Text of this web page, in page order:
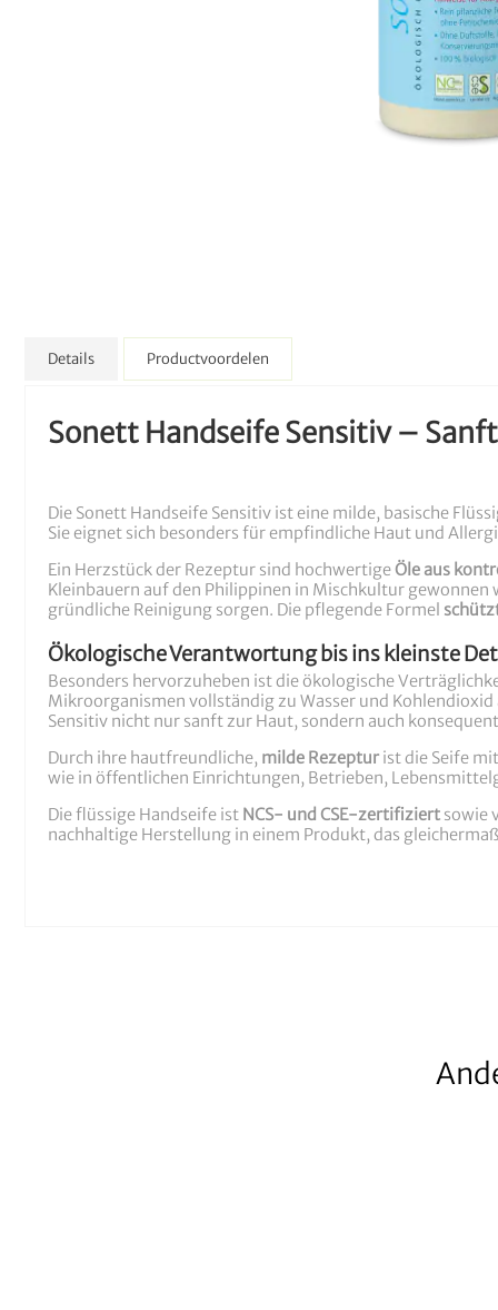
Details
Sonett Handseife Sensitiv –
Die Sonett Handseife Sensitiv ist eine milde, basische
Sie eignet sich besonders für empfindliche Haut und
Ein Herzstück der Rezeptur sind hochwertigeÖle aus
Kleinbauern auf den Philippinen in Mischkultur
gründliche Reinigung sorgen. Die pflegende Formel
Ökologische Verantwortung bis ins kleinste
Besonders hervorzuheben ist die ökologische
Mikroorganismen vollständig zu Wasser und
Sensitiv nicht nur sanft zur Haut, sondern auch konsequent
Durch ihre hautfreundliche, milde Rezeptur ist die Seife
wie in öffentlichen Einrichtungen, Betrieben,
Die flüssige Handseife ist NCS- und CSE-zertifiziert sowie
nachhaltige Herstellung in einem Produkt, das
Productvoordelen